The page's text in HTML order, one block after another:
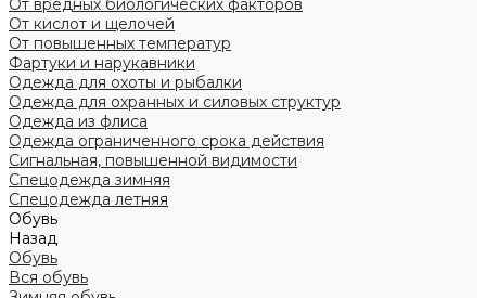
От кислот и щелочей
От повышенных температур
Фартуки и нарукавники
Одежда для охоты и рыбалки
Одежда для охранных и силовых структур
Одежда из флиса
Одежда ограниченного срока действия
Сигнальная, повышенной видимости
Спецодежда зимняя
Спецодежда летняя
Обувь
Назад
Обувь
Вся обувь